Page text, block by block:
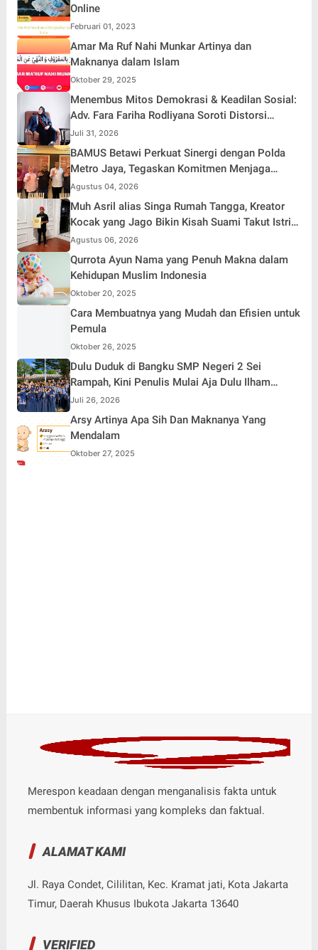
Online
Februari 01, 2023
Amar Ma Ruf Nahi Munkar Artinya dan
Maknanya dalam Islam
Oktober 29, 2025
Menembus Mitos Demokrasi & Keadilan Sosial:
Adv. Fara Fariha Rodliyana Soroti Distorsi
Simpati Publik dan Aksi Main Hakim Sendiri
Juli 31, 2026
BAMUS Betawi Perkuat Sinergi dengan Polda
Metro Jaya, Tegaskan Komitmen Menjaga
Jakarta Aman, Damai, dan Kondusif Jelang HUT
ke-81 Republik Indonesia
Agustus 04, 2026
Muh Asril alias Singa Rumah Tangga, Kreator
Kocak yang Jago Bikin Kisah Suami Takut Istri
Jadi Hiburan
Agustus 06, 2026
Qurrota Ayun Nama yang Penuh Makna dalam
Kehidupan Muslim Indonesia
Oktober 20, 2025
Cara Membuatnya yang Mudah dan Efisien untuk
Pemula
Oktober 26, 2025
Dulu Duduk di Bangku SMP Negeri 2 Sei
Rampah, Kini Penulis Mulai Aja Dulu Ilham
Febryan Kembali sebagai Pemateri untuk
Menginspirasi Generasi Muda
Juli 26, 2026
Arsy Artinya Apa Sih Dan Maknanya Yang
Mendalam
Oktober 27, 2025
Merespon keadaan dengan menganalisis fakta untuk
membentuk informasi yang kompleks dan faktual.
ALAMAT KAMI
Jl. Raya Condet, Cililitan, Kec. Kramat jati, Kota Jakarta
Timur, Daerah Khusus Ibukota Jakarta 13640
VERIFIED